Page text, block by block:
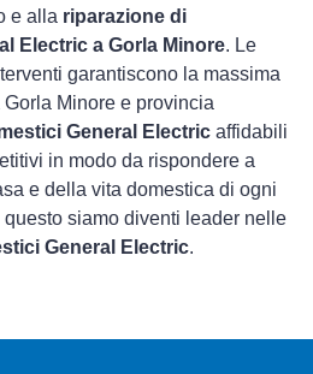
e alla riparazione di
Electric a Gorla Minore. Le
garantiscono la massima
Minore e provincia
General Electric affidabili
in modo da rispondere a
e della vita domestica di ogni
siamo diventi leader nelle
General Electric.